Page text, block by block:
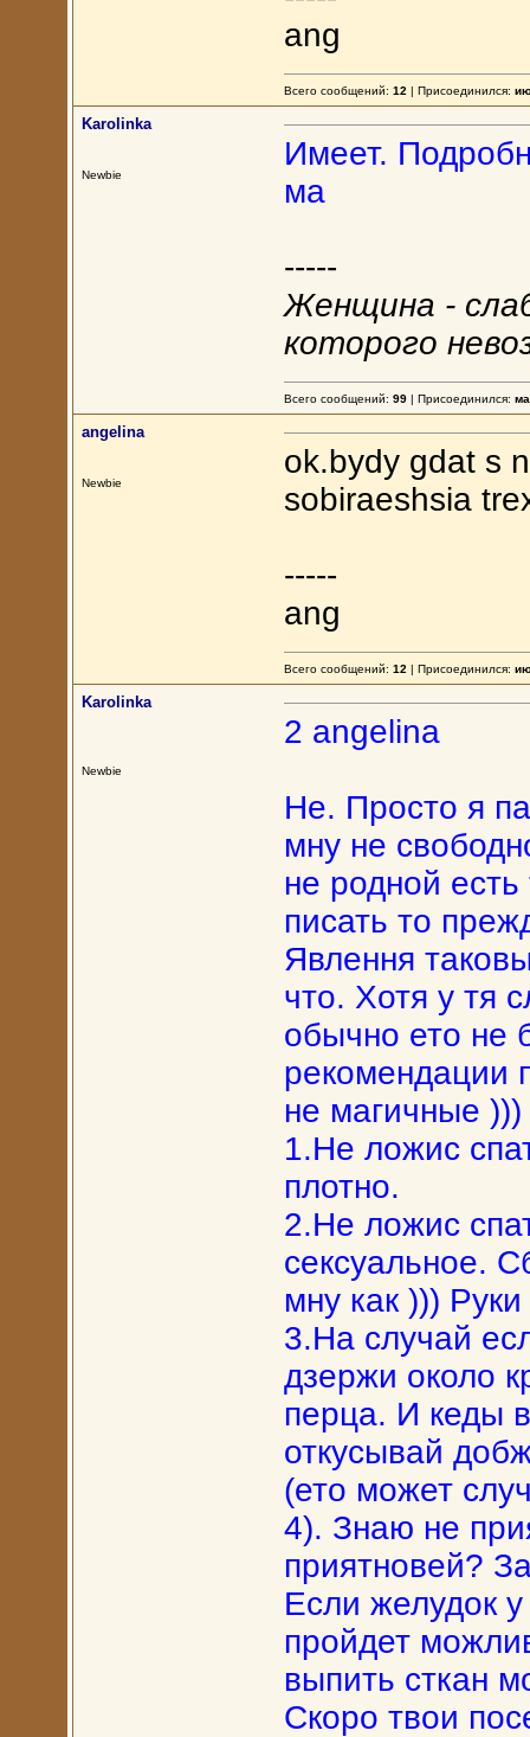
ang
Всего сообщений: 12 | Присоединился:
Karolinka
Newbie
Имеет.
ма
-----
Женщина -
которого
Всего сообщений: 99| Присоединился:
angelina
Newbie
ok.bydy gdat s
sobiraeshsia
-----
ang
Всего сообщений: 12 | Присоединился:
Karolinka
Newbie
2 angelina
Не. Просто я
мну не
не родной
писать то
Явлення
что. Хотя у тя
обычно ето не
рекомендации
не магичные )))
1.Не ложис
плотно.
2.Не ложис
сексуальное.
мну как )))
3.На случай
дзержи около
перца. И кеды
откусывай
(ето может
4). Знаю не
приятновей?
Если желудок
пройдет
выпить сткан
Скоро твои